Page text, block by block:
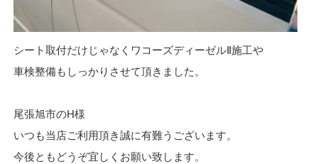
シート取付だけじゃなくワコーズディーゼルⅡ施工や
車検整備もしっかりさせて頂きました。
尾張旭市のH様
いつも当店ご利用頂き誠に有難うございます。
今後ともどうぞ宜しくお願い致します。